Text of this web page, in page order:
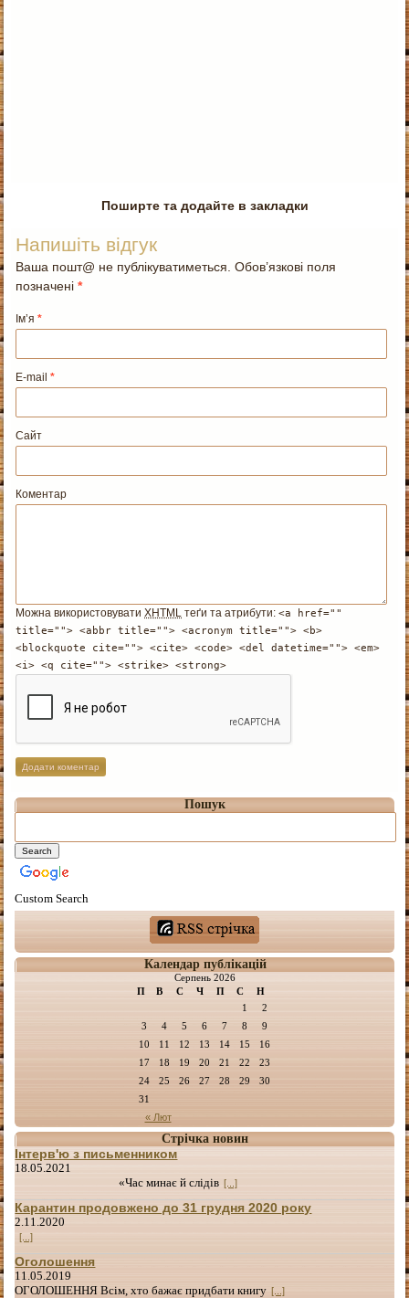
Поширте та додайте в закладки
Напишіть відгук
Ваша пошт@ не публікуватиметься. Обов’язкові поля
позначені*
Ім’я*
E-mail*
Сайт
Коментар
Можна використовуватиXHTML теґи та атрибути:<a href=""
title=""> <abbr title=""> <acronym title=""> <b>
<blockquote cite=""> <cite> <code> <del datetime=""> <em>
<i> <q cite=""> <strike> <strong>
Пошук
Custom Search
Календар публікацій
Серпень 2026
П
В С Ч П С Н
« Лют
1
2
3
4 5 6 7 8
9
10
11 12 13 14 15
16
17
18 19 20 21 22
23
24
25 26 27 28 29
30
31
Стрічка новин
Інтерв'ю з письменником
18.05.2021
«Час минає й слідів [...]
Карантин продовжено до 31 грудня 2020 року
2.11.2020
[...]
Оголошення
11.05.2019
ОГОЛОШЕННЯ Всім, хто бажає придбати книгу [...]